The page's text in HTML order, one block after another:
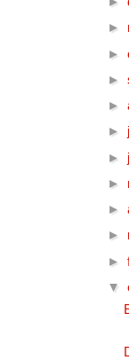
►
►
►
►
►
►
►
►
►
►
▼